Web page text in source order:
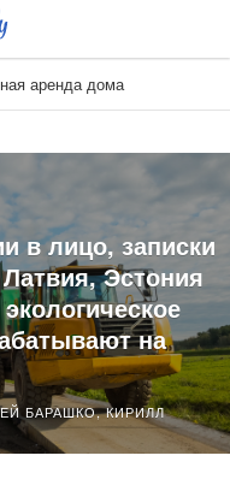
аренда дома
в лицо, записки
Эстония
на
БАРАШКО, КИРИЛЛ